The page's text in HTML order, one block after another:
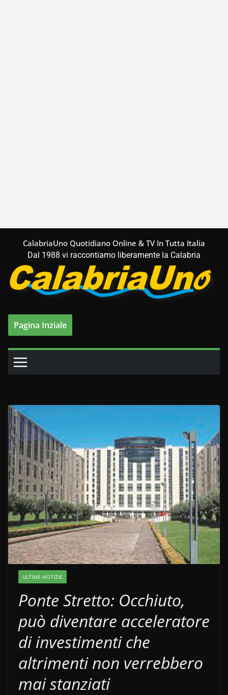
contenuto
CalabriaUno Quotidiano Online & TV In Tutta Italia
Dal 1988 vi raccontiamo liberamente la Calabria
Pagina Inziale
ULTIME NOTIZIE
Ponte Stretto: Occhiuto,
può diventare acceleratore
di investimenti che
altrimenti non verrebbero
mai stanziati